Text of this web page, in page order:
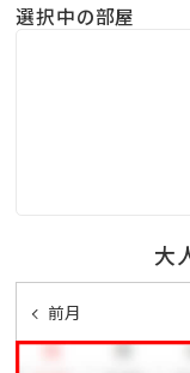
＜ホテルのおもて
●0歳～未就学児
●未就学児のお子
●3歳以下のお子
●グラスボート乗
選択中の部屋
大
前月